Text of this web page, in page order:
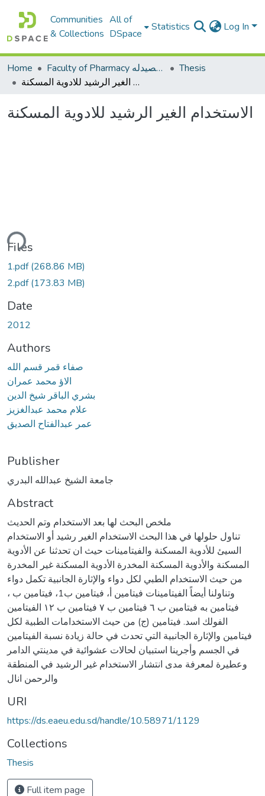
Communities
& Collections
All of
DSpace
Statistics Log In
Home Faculty of Pharmacy كلية الصيدله
Thesis
الاستخدام الغير الرشيد للادوية المسكنة
الاستخدام الغير الرشيد للادوية المسكنة
Files
1.pdf(268.86 MB)
2.pdf(173.83 MB)
Date
2012
Authors
صفاء قمر قسم الله
الاؤ محمد عمران
بشري الباقر شيخ الدين
علام محمد عبدالغزيز
عمر عبدالفتاح الصديق
Publisher
جامعة الشيخ عبدالله البدري
Abstract
ملخص البحث لها بعد الاستخدام وتم الحديث
تناول حلولها في هذا البحث الاستخدام الغير رشيد أو الاستخدام
السيئ للأدوية المسكنة والفيتامينات حيث ان تحدثنا عن الأدوية
المسكنة والأدوية المسكنة المخدرة الأدوية المسكنة غير المخدرة
من حيث الاستخدام الطبي لكل دواء والإثارة الجانبية تكمل دواء
وتناولنا أيضاً الفيتامينات فيتامين أ، فيتامين ب1، فيتامين ب ،
فيتامين به فيتامين ب ٦ فيتامين ب ۷ فيتامين ب ۱۲ الفيتامين
الفولك اسد. فيتامين (ج) من حيث الاستخدامات الطبية لكل
فيتامين والإثارة الجانبية التي تحدث في حالة زيادة نسبة الفيتامين
في الجسم وأجرينا استبيان لحالات عشوائية في مدينتي الدامر
وعطيرة لمعرفة مدى انتشار الاستخدام غير الرشيد في المنطقة
والرحمن انال
URI
https://ds.eaeu.edu.sd/handle/10.58971/1129
Collections
Thesis
Full item page